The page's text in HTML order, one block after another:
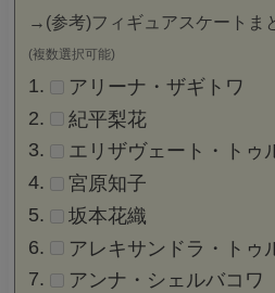
→ (参考)フィギュアスケートま
(複数選択可能)
アリーナ・ザギトワ
紀平梨花
エリザヴェート・トゥ
宮原知子
坂本花織
アレキサンドラ・トゥ
アンナ・シェルバコワ